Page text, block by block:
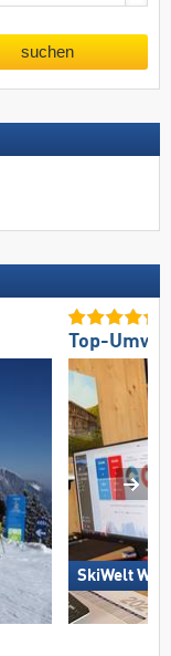
suchen
Top-
SkiWelt